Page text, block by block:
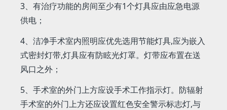
3、有治疗功能的房间至少有1个灯具应由应急电源
供电；
4、洁净手术室内照明应优先选用节能灯具,应为嵌入
式密封灯带,灯具应有防眩光灯罩。灯带应布置在送
风口之外；
5、手术室的外门上方应设手术工作指示灯。防辐射
手术室的外门上方还应设置红色安全警示标志灯,与